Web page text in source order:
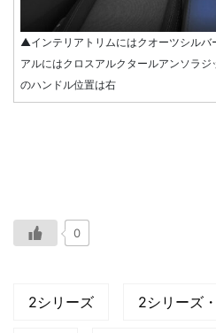
▲インテリアトリムにはクオーツシルバ
アルにはクロスアルクタールアンソラ
のハンドル位置は右
0
2シリーズ 2シリーズ